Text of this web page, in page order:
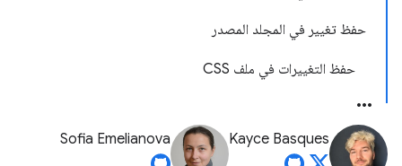
حفظ تغيير في المجلد المصدر
حفظ التغييرات في ملف CSS
Kayce Basques
Sofia Emelianova